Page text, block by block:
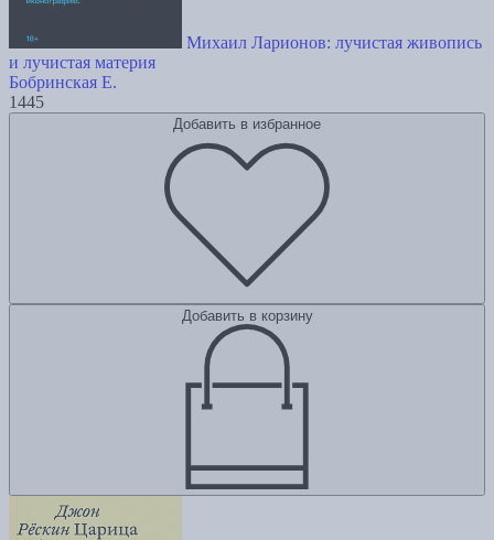
Михаил Ларионов: лучистая живопись
и лучистая материя
Бобринская Е.
1445
Добавить в избранное
Добавить в корзину